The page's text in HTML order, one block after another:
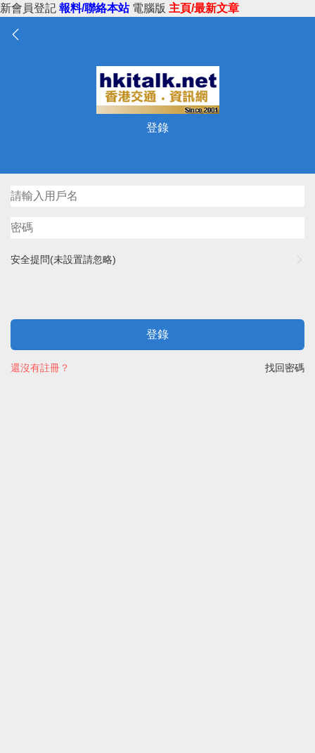
新會員登記 報料/聯絡本站 電腦版 主頁/最新文章
登錄
安全提問(未設置請忽略)
登錄
找回密碼
還沒有註冊？